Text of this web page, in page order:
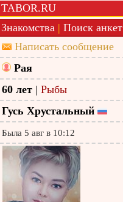
TABOR.RU
Знакомства | Поиск анкет
Написать сообщение
Рая
60 лет | Рыбы
Гусь Хрустальный
Была 5 авг в 10:12